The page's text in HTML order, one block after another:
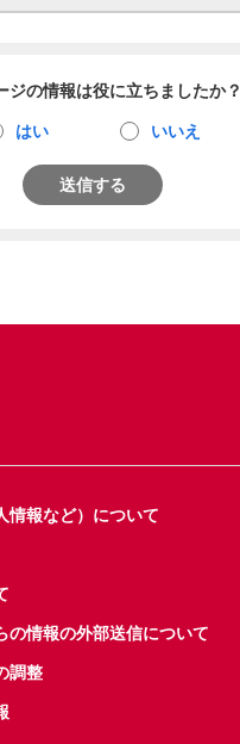
ジの情報は役に立ちましたか？
はい いいえ
送信する
情報など）について
の情報の外部送信について
調整